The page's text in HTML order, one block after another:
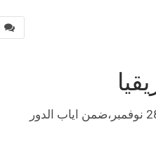
يلتقي الهلال السوداني مضيفه فايبرز بطل اوغندا وذلك يوم السبت المقبل الموافق 28 نوفمبر،ضمن اياب الدور